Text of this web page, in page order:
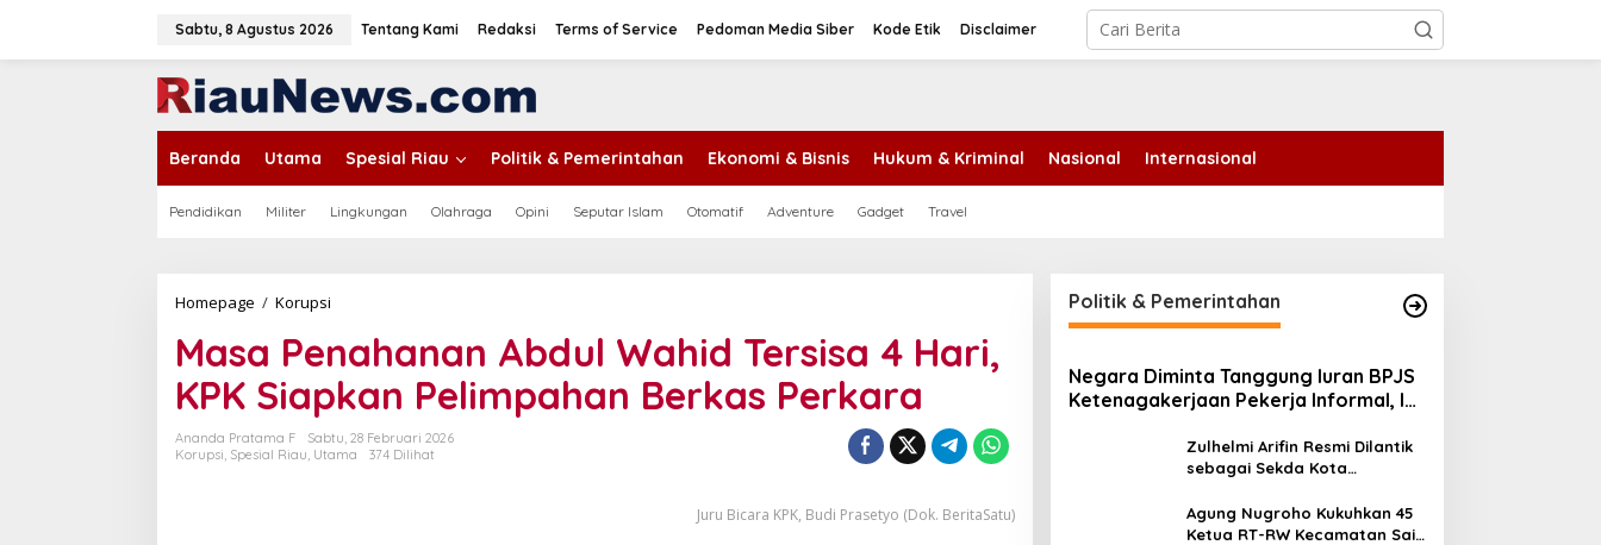
Sabtu, 8 Agustus 2026 Tentang Kami Redaksi Terms of Service Pedoman Media Siber Kode Etik Disclaimer
Beranda Utama Spesial Riau Politik & Pemerintahan Ekonomi & Bisnis Hukum & Kriminal Nasional Internasional
Pendidikan Militer Lingkungan Olahraga Opini Seputar Islam Otomatif Adventure Gadget Travel
Homepage / Korupsi
s
a
P
e
n
a
Masa Penahanan Abdul Wahid Tersisa 4 Hari,
KPK Siapkan Pelimpahan Berkas Perkara
Ananda Pratama F
Sabtu, 28 Februari 2026
Korupsi, Spesial Riau, Utama 374 Dilihat
Juru Bicara KPK, Budi Prasetyo (Dok. BeritaSatu)
Politik & Pemerintahan
Negara Diminta Tanggung Iuran BPJS
Ketenagakerjaan Pekerja Informal, Ini
Zulhelmi Arifin Resmi Dilantik
sebagai Sekda Kota
Agung Nugroho Kukuhkan 45
Ketua RT-RW Kecamatan Sail,